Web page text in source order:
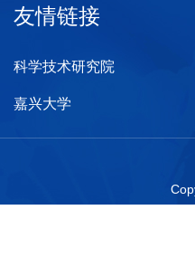
友情链接
科学技术研究院
嘉兴大学